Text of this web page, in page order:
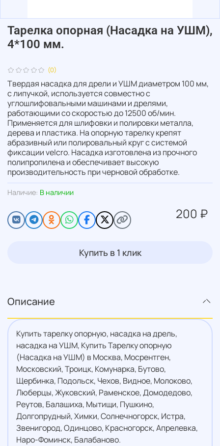
(0)
Наличие: В наличии
Тарелка опорная (Насадка на УШМ),
4*100 мм.
200 ₽
Купить в 1 клик
Твердая насадка для дрели и УШМ диаметром 100 мм,
с липучкой, используется совместно с
углошлифовальными машинами и дрелями,
работающими со скоростью до 12500 об/мин.
Применяется для шлифовки и полировки металла,
дерева и пластика. На опорную тарелку крепят
абразивный или полировальный круг с системой
фиксации velcro. Насадка изготовлена из прочного
полипропилена и обеспечивает высокую
производительность при черновой обработке.
Описание
Купить тарелку опорную, насадка на дрель,
насадка на УШМ, Купить Тарелку опорную
(Насадка на УШМ) в Москва, Мосрентген,
Московский, Троицк, Комунарка, Бутово,
Щербинка, Подольск, Чехов, Видное, Молоково,
Люберцы, Жуковский, Раменское, Домодедово,
Реутов, Балашиха, Мытищи, Пушкино,
Долгопрудный, Химки, Солнечногорск, Истра,
Звенигород, Одинцово, Красногорск, Апрелевка,
Наро-Фоминск, Балабаново.